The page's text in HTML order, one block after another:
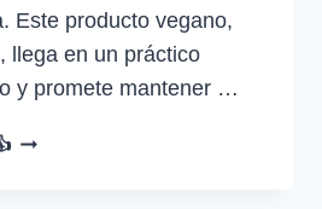
Este producto vegano,
llega en un práctico
y promete mantener …
AUSSIE